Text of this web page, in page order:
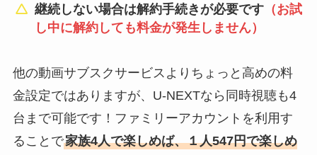
継続しない場合は解約手続きが必要です （お試
し中に解約しても料金が発生しません）
他の動画サブスクサービスよりちょっと高めの料
金設定ではありますが、U-NEXTなら同時視聴も4
台まで可能です！ファミリーアカウントを利用す
ることで家族4人で楽しめば、１人547円で楽しめ